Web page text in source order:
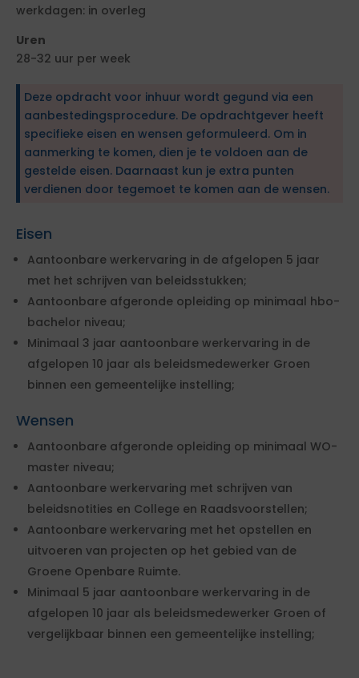
werkdagen: in overleg
Uren
28-32 uur per week
Deze opdracht voor inhuur wordt gegund via een
aanbestedingsprocedure. De opdrachtgever heeft
specifieke eisen en wensen geformuleerd. Om in
aanmerking te komen, dien je te voldoen aan de
gestelde eisen. Daarnaast kun je extra punten
verdienen door tegemoet te komen aan de wensen.
Eisen
Aantoonbare werkervaring in de afgelopen 5 jaar
met het schrijven van beleidsstukken;
Aantoonbare afgeronde opleiding op minimaal hbo-
bachelor niveau;
Minimaal 3 jaar aantoonbare werkervaring in de
afgelopen 10 jaar als beleidsmedewerker Groen
binnen een gemeentelijke instelling;
Wensen
Aantoonbare afgeronde opleiding op minimaal WO-
master niveau;
Aantoonbare werkervaring met schrijven van
beleidsnotities en College en Raadsvoorstellen;
Aantoonbare werkervaring met het opstellen en
uitvoeren van projecten op het gebied van de
Groene Openbare Ruimte.
Minimaal 5 jaar aantoonbare werkervaring in de
afgelopen 10 jaar als beleidsmedewerker Groen of
vergelijkbaar binnen een gemeentelijke instelling;